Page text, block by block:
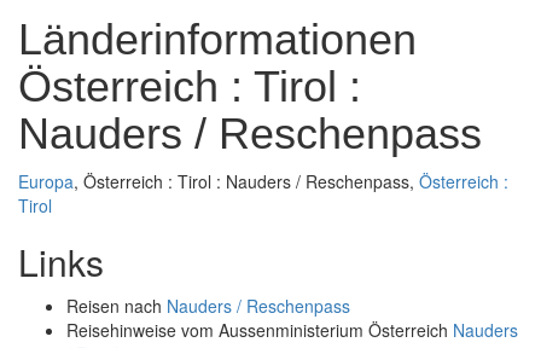
Länderinformationen
Österreich : Tirol :
Nauders / Reschenpass
Europa, Österreich : Tirol : Nauders / Reschenpass, Österreich :
Tirol
Links
Reisen nach Nauders / Reschenpass
Reisehinweise vom Aussenministerium Österreich Nauders